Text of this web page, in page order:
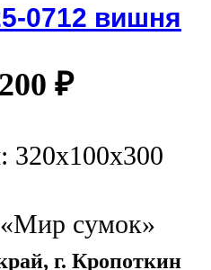
0712 вишня
₽
320x100x300
сумок»
г. Кропоткин